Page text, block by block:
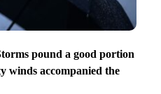
pound a good portion
winds accompanied the